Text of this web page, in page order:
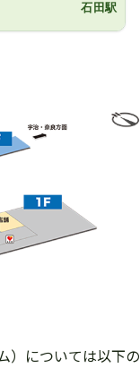
石田駅
）については以下の